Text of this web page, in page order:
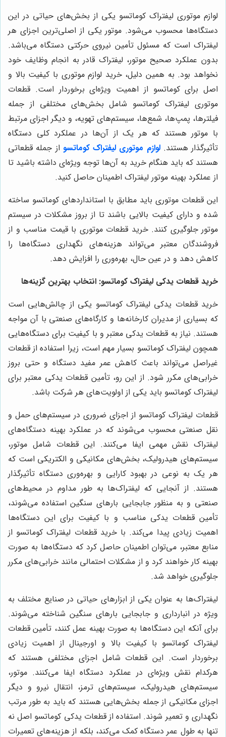
لوازم موتوری لیفتراک کوماتسو یکی از بخش‌های حیاتی در این
دستگاه‌ها محسوب می‌شود. موتور یکی از اصلی‌ترین اجزای هر
لیفتراک است که مسئول تأمین نیروی حرکتی دستگاه می‌باشد.
بدون عملکرد صحیح موتور، لیفتراک قادر به انجام وظایف خود
نخواهد بود. به همین دلیل، خرید لوازم موتوری با کیفیت بالا و
اصل برای کوماتسو از اهمیت ویژه‌ای برخوردار است. قطعات
موتوری لیفتراک کوماتسو شامل بخش‌های مختلفی از جمله
فیلترها، پمپ‌ها، شمع‌ها، سیستم‌های تهویه، و دیگر اجزای مرتبط
با موتور هستند که هر یک از آن‌ها در عملکرد کلی دستگاه
تأثیرگذار هستند.لوازم موتوری لیفتراک کوماتسو از جمله قطعاتی
هستند که باید هنگام خرید به آن‌ها توجه ویژه‌ای داشته باشید تا
از عملکرد بهینه موتور لیفتراک اطمینان حاصل کنید.
این قطعات موتوری باید مطابق با استانداردهای کوماتسو ساخته
شده و دارای کیفیت بالایی باشند تا از بروز مشکلات در سیستم
موتور جلوگیری کنند. خرید قطعات موتوری با قیمت مناسب و از
فروشندگان معتبر می‌تواند هزینه‌های نگهداری دستگاه‌ها را
کاهش دهد و در عین حال، بهره‌وری را افزایش دهد.
خرید قطعات یدکی لیفتراک کوماتسو: انتخاب بهترین گزینه‌ها
خرید قطعات یدکی لیفتراک کوماتسو یکی از چالش‌هایی است
که بسیاری از مدیران کارخانه‌ها و کارگاه‌های صنعتی با آن مواجه
هستند. نیاز به قطعات یدکی معتبر و با کیفیت برای دستگاه‌هایی
همچون لیفتراک کوماتسو بسیار مهم است، زیرا استفاده از قطعات
غیراصل می‌تواند باعث کاهش عمر مفید دستگاه و حتی بروز
خرابی‌های مکرر شود. از این رو، تأمین قطعات یدکی معتبر برای
لیفتراک کوماتسو باید یکی از اولویت‌های هر شرکت باشد.
قطعات لیفتراک کوماتسو از اجزای ضروری در سیستم‌های حمل و
نقل صنعتی محسوب می‌شوند که در عملکرد بهینه دستگاه‌های
لیفتراک نقش مهمی ایفا می‌کنند. این قطعات شامل موتور،
سیستم‌های هیدرولیک، بخش‌های مکانیکی و الکتریکی است که
هر یک به نوعی در بهبود کارایی و بهره‌وری دستگاه تأثیرگذار
هستند. از آنجایی که لیفتراک‌ها به طور مداوم در محیط‌های
صنعتی و به منظور جابجایی بارهای سنگین استفاده می‌شوند،
تأمین قطعات یدکی مناسب و با کیفیت برای این دستگاه‌ها
اهمیت زیادی پیدا می‌کند. با خرید قطعات لیفتراک کوماتسو از
منابع معتبر، می‌توان اطمینان حاصل کرد که دستگاه‌ها به صورت
بهینه کار خواهند کرد و از مشکلات احتمالی مانند خرابی‌های مکرر
جلوگیری خواهد شد.
لیفتراک‌ها به عنوان یکی از ابزارهای حیاتی در صنایع مختلف به
ویژه در انبارداری و جابجایی بارهای سنگین شناخته می‌شوند.
برای آنکه این دستگاه‌ها به صورت بهینه عمل کنند، تأمین قطعات
لیفتراک کوماتسو با کیفیت بالا و اورجینال از اهمیت زیادی
برخوردار است. این قطعات شامل اجزای مختلفی هستند که
هرکدام نقش ویژه‌ای در عملکرد دستگاه ایفا می‌کنند. موتور،
سیستم‌های هیدرولیک، سیستم‌های ترمز، انتقال نیرو و دیگر
اجزای مکانیکی از جمله بخش‌هایی هستند که باید به طور مرتب
نگهداری و تعمیر شوند. استفاده از قطعات یدکی کوماتسو اصل نه
تنها به طول عمر دستگاه کمک می‌کند، بلکه از هزینه‌های تعمیرات